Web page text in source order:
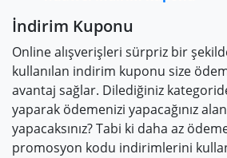
İndirim Kuponu
Online alışverişleri sürpriz bir
kullanılan indirim kuponu size
avantaj sağlar. Dilediğiniz
yaparak ödemenizi yapacağınız
yapacaksınız? Tabi ki daha az
promosyon kodu indirimlerini